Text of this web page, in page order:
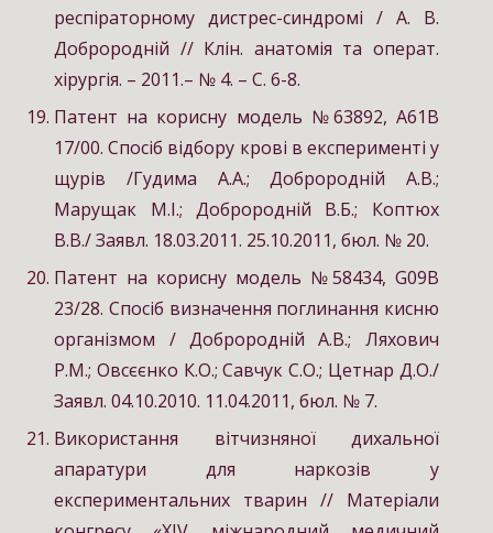
респіраторному дистрес-синдромі / А. В.
Доброродній // Клін. анатомія та операт.
хірургія. – 2011.– № 4. – С. 6-8.
Патент на корисну модель №63892, А61В
17/00. Спосіб відбору крові в експерименті у
щурів /Гудима А.А.; Доброродній А.В.;
Марущак М.І.; Доброродній В.Б.; Коптюх
В.В./ Заявл. 18.03.2011. 25.10.2011, бюл. № 20.
Патент на корисну модель №58434, G09B
23/28. Спосіб визначення поглинання кисню
організмом / Доброродній А.В.; Ляхович
Р.М.; Овсєєнко К.О.; Савчук С.О.; Цетнар Д.О./
Заявл. 04.10.2010. 11.04.2011, бюл. № 7.
Використання вітчизняної дихальної
апаратури для наркозів у
експериментальних тварин // Матеріали